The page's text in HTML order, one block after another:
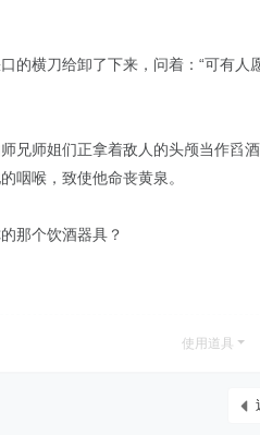
的横刀给卸了下来，问着：“可有人
兄师姐们正拿着敌人的头颅当作舀
咽喉，致使他命丧黄泉。
那个饮酒器具？
使用道具